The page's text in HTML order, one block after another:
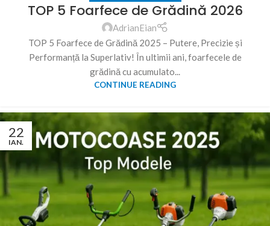
TOP 5 Foarfece de Grădină 2026
AdrianEian
TOP 5 Foarfece de Grădină 2025 – Putere, Precizie și
Performanță la Superlativ! În ultimii ani, foarfecele de
grădină cu acumulato...
CONTINUE READING
22
IAN.